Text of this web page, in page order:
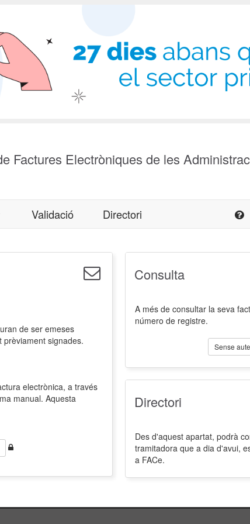
Factures Electròniques de les
Validació Directori
de ser emeses
signades.
electrònica, a través
manual. Aquesta
Consulta
A més de consultar la seva
número de registre.
Sense
Directori
Des d'aquest apartat, podrà
tramitadora que a dia d'avui,
a FACe.